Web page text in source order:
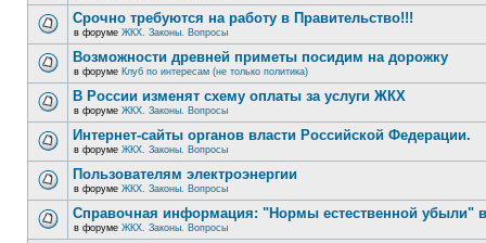
Срочно требуются на работу в Правительство!!!
в форуме ЖКХ. Законы. Вопросы
Возможности древней приметы посидим на дорожку
в форуме Клуб по интересам (не только политика)
В России изменят схему оплаты за услуги ЖКХ
в форуме ЖКХ. Законы. Вопросы
Интернет-сайты органов власти Российской Федерации.
в форуме ЖКХ. Законы. Вопросы
Пользователям электроэнергии
в форуме ЖКХ. Законы. Вопросы
Справочная информация: "Нормы естественной убыли"
в форуме ЖКХ. Законы. Вопросы